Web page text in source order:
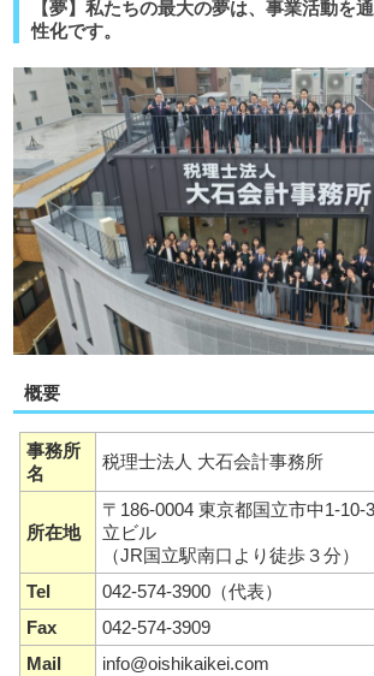
【夢】私たちの最大の夢は、事業活動を
性化です。
概要
事務所
名
税理士法人 大石会計事務所
所在地
〒186-0004 東京都国立市中1-10-
立ビル
（JR国立駅南口より徒歩３分）
Tel
042-574-3900（代表）
Fax
042-574-3909
Mail
info@oishikaikei.com